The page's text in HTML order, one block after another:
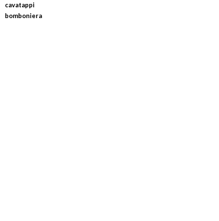
cavatappi
bomboniera